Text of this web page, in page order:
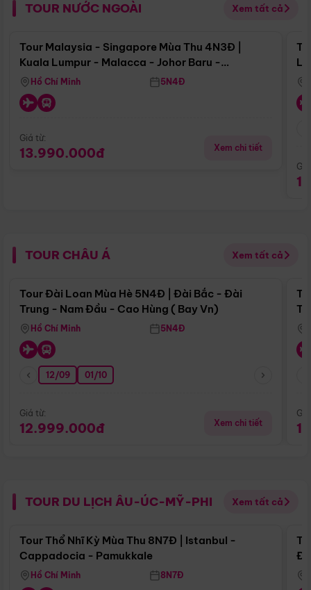
TOUR NƯỚC NGOÀI Xem tất cả
Điểm nổi bật
Tour Malaysia - Singapore Mùa Thu 4N3Đ |
Kuala Lumpur - Malacca - Johor Baru -
Singapore
Hồ Chí Minh 5N4Đ
Giá từ:
13.990.000đ Xem chi tiết
TOUR CHÂU Á Xem tất cả
Điểm nổi bật
Tour Đài Loan Mùa Hè 5N4Đ | Đài Bắc - Đài
Trung - Nam Đầu - Cao Hùng ( Bay Vn)
Hồ Chí Minh 5N4Đ
12/09 01/10
Giá từ:
12.999.000đ Xem chi tiết
TOUR DU LỊCH ÂU-ÚC-MỸ-PHI Xem tất cả
Điểm nổi bật
Tour Thổ Nhĩ Kỳ Mùa Thu 8N7Đ | Istanbul -
Cappadocia - Pamukkale
Hồ Chí Minh 8N7Đ